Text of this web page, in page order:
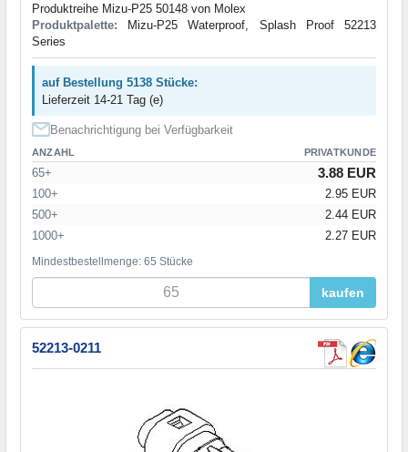
Produktreihe Mizu-P25 50148 von Molex
Produktpalette: Mizu-P25 Waterproof, Splash Proof 52213
Series
auf Bestellung 5138 Stücke:
Lieferzeit 14-21 Tag (e)
Benachrichtigung bei Verfügbarkeit
ANZAHL PRIVATKUNDE
65+ 3.88 EUR
100+
2.95 EUR
500+
2.44 EUR
1000+
2.27 EUR
Mindestbestellmenge: 65 Stücke
kaufen
52213-0211